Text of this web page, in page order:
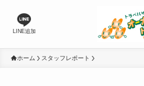
LINE追加
ホーム スタッフレポート